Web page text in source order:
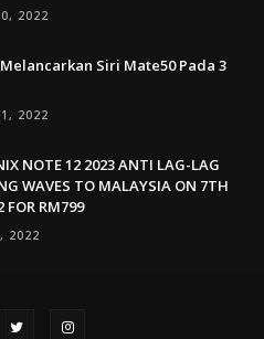
2022
Siri Mate50 Pada 3
2022
NOTE 12 2023 ANTI LAG-LAG
WAVES TO MALAYSIA ON 7TH
FOR RM799
2022